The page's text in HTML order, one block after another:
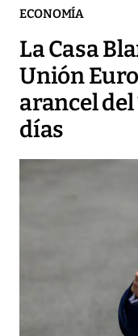
ECONOMÍA
La Casa
Unión
arancel
días